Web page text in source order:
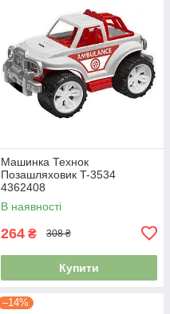
Машинка Технок
Позашляховик T-3534
4362408
В наявності
264 ₴ 308 ₴
Купити
–14%